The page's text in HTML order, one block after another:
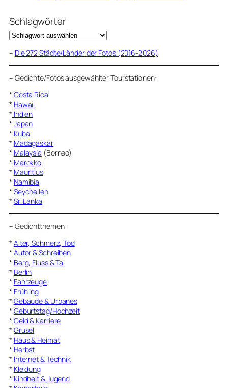
Schlagwörter
– Die 272 Städte/Länder der Fotos (2016-2026)
– Gedichte/Fotos ausgewählter Tourstationen:
* Costa Rica
* Hawaii
* Indien
* Japan
* Kuba
* Madagaskar
* Malaysia (Borneo)
* Marokko
* Mauritius
* Namibia
* Seychellen
* Sri Lanka
– Gedichtthemen:
* Alter, Schmerz, Tod
* Autor & Schreiben
* Berg, Fluss & Tal
* Berlin
* Fahrzeuge
* Frühling
* Gebäude & Urbanes
* Geburtstag/Hochzeit
* Geld & Karriere
* Grusel
* Haus & Heimat
* Herbst
* Internet & Technik
* Kleidung
* Kindheit & Jugend